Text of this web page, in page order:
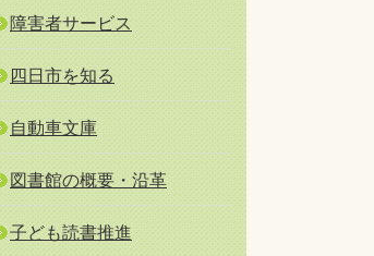
障害者サービス
四日市を知る
自動車文庫
図書館の概要・沿革
子ども読書推進